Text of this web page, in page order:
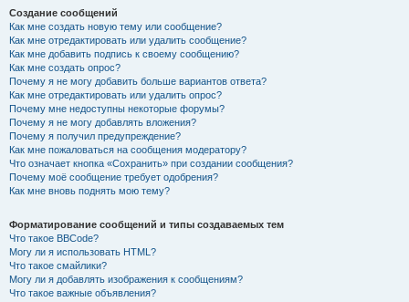
Создание сообщений
Как мне создать новую тему или сообщение?
Как мне отредактировать или удалить сообщение?
Как мне добавить подпись к своему сообщению?
Как мне создать опрос?
Почему я не могу добавить больше вариантов ответа?
Как мне отредактировать или удалить опрос?
Почему мне недоступны некоторые форумы?
Почему я не могу добавлять вложения?
Почему я получил предупреждение?
Как мне пожаловаться на сообщения модератору?
Что означает кнопка «Сохранить» при создании сообщения?
Почему моё сообщение требует одобрения?
Как мне вновь поднять мою тему?
Форматирование сообщений и типы создаваемых тем
Что такое BBCode?
Могу ли я использовать HTML?
Что такое смайлики?
Могу ли я добавлять изображения к сообщениям?
Что такое важные объявления?